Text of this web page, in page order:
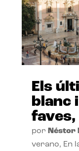
Els
blanc
por Néstor
verano, En